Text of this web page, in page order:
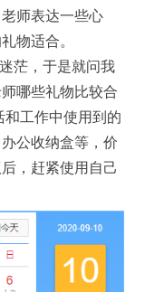
师表达一些心
物适合。
茫，于是就问我
哪些礼物比较合
工作中使用到的
公收纳盒等，价
，赶紧使用自己